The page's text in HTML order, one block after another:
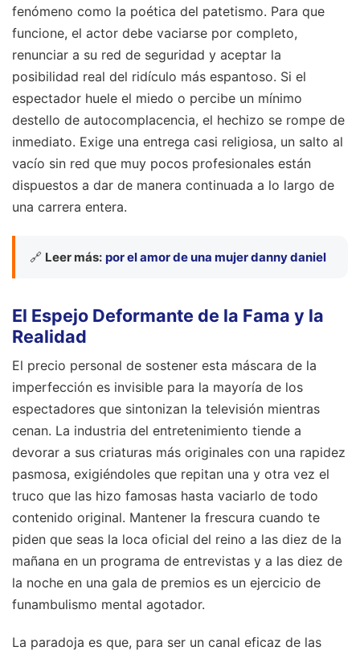
fenómeno como la poética del patetismo. Para que
funcione, el actor debe vaciarse por completo,
renunciar a su red de seguridad y aceptar la
posibilidad real del ridículo más espantoso. Si el
espectador huele el miedo o percibe un mínimo
destello de autocomplacencia, el hechizo se rompe de
inmediato. Exige una entrega casi religiosa, un salto al
vacío sin red que muy pocos profesionales están
dispuestos a dar de manera continuada a lo largo de
una carrera entera.
🔗 Leer más: por el amor de una mujer danny daniel
El Espejo Deformante de la Fama y la
Realidad
El precio personal de sostener esta máscara de la
imperfección es invisible para la mayoría de los
espectadores que sintonizan la televisión mientras
cenan. La industria del entretenimiento tiende a
devorar a sus criaturas más originales con una rapidez
pasmosa, exigiéndoles que repitan una y otra vez el
truco que las hizo famosas hasta vaciarlo de todo
contenido original. Mantener la frescura cuando te
piden que seas la loca oficial del reino a las diez de la
mañana en un programa de entrevistas y a las diez de
la noche en una gala de premios es un ejercicio de
funambulismo mental agotador.
La paradoja es que, para ser un canal eficaz de las